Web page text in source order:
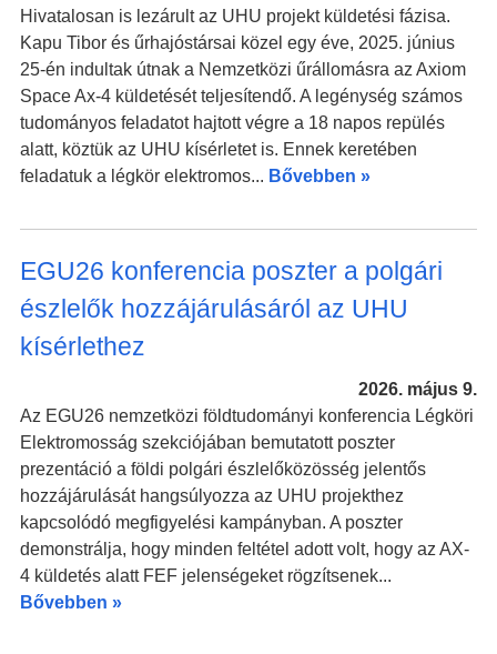
Hivatalosan is lezárult az UHU projekt küldetési fázisa.
Kapu Tibor és űrhajóstársai közel egy éve, 2025. június
25-én indultak útnak a Nemzetközi űrállomásra az Axiom
Space Ax-4 küldetését teljesítendő. A legénység számos
tudományos feladatot hajtott végre a 18 napos repülés
alatt, köztük az UHU kísérletet is. Ennek keretében
feladatuk a légkör elektromos... Bővebben »
EGU26 konferencia poszter a polgári
észlelők hozzájárulásáról az UHU
kísérlethez
2026. május 9.
Az EGU26 nemzetközi földtudományi konferencia Légköri
Elektromosság szekciójában bemutatott poszter
prezentáció a földi polgári észlelőközösség jelentős
hozzájárulását hangsúlyozza az UHU projekthez
kapcsolódó megfigyelési kampányban. A poszter
demonstrálja, hogy minden feltétel adott volt, hogy az AX-
4 küldetés alatt FEF jelenségeket rögzítsenek...
Bővebben »